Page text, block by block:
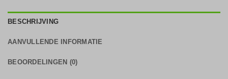
BESCHRIJVING
AANVULLENDE INFORMATIE
BEOORDELINGEN (0)